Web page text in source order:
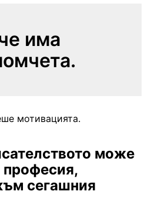
има
мотивацията.
може
професия,
сегашния